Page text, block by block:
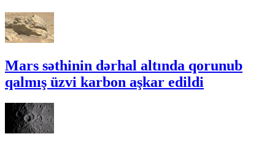
Mars səthinin dərhal altında qorunub
qalmış üzvi karbon aşkar edildi